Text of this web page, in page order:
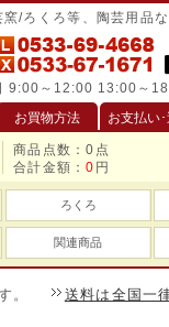
/ろくろ等、陶芸用品
9:00～12:00 13:00～
お買物方法 お支払い
商品点数：0 点
合計金額：0 円
ろくろ
関連商品
送料は全国一律380